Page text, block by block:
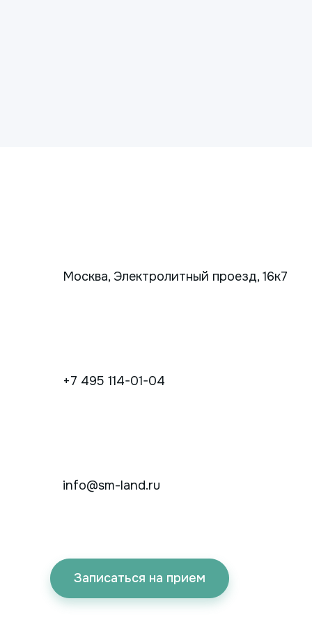
Москва, Электролитный проезд, 16к7
+7 495 114-01-04
info@sm-land.ru
Записаться на прием